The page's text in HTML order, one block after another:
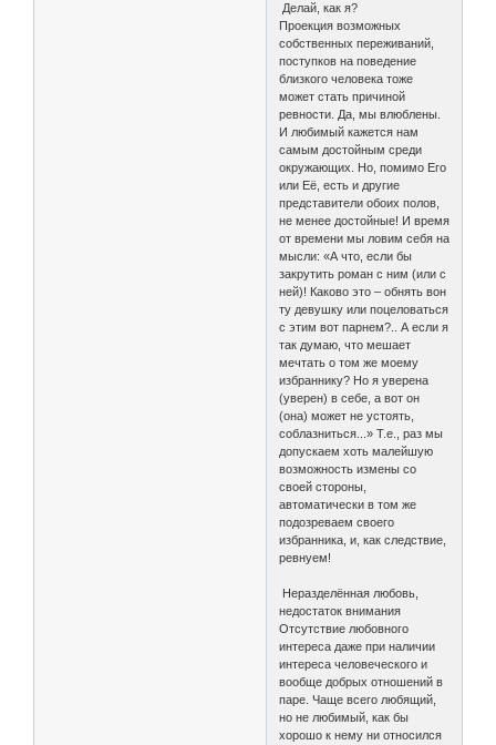
Делай, как я?
Проекция возможных
собственных переживаний,
поступков на поведение
близкого человека тоже
может стать причиной
ревности. Да, мы влюблены.
И любимый кажется нам
самым достойным среди
окружающих. Но, помимо Его
или Её, есть и другие
представители обоих полов,
не менее достойные! И время
от времени мы ловим себя на
мысли: «А что, если бы
закрутить роман с ним (или с
ней)! Каково это – обнять вон
ту девушку или поцеловаться
с этим вот парнем?.. А если я
так думаю, что мешает
мечтать о том же моему
избраннику? Но я уверена
(уверен) в себе, а вот он
(она) может не устоять,
соблазниться...» Т.е., раз мы
допускаем хоть малейшую
возможность измены со
своей стороны,
автоматически в том же
подозреваем своего
избранника, и, как следствие,
ревнуем!
Неразделённая любовь,
недостаток внимания
Отсутствие любовного
интереса даже при наличии
интереса человеческого и
вообще добрых отношений в
паре. Чаще всего любящий,
но не любимый, как бы
хорошо к нему ни относился